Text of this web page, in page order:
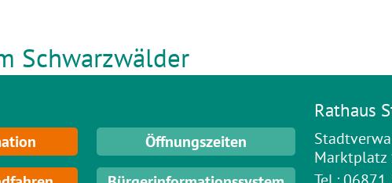
Schwarzwälder
Öffnungszeiten
Rathaus
Marktplatz